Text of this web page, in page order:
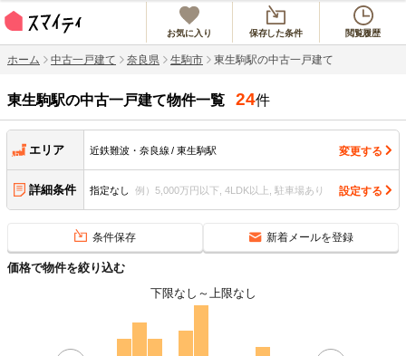
お気に入り 保存した条件 閲覧履歴
ホーム 中古一戸建て 奈良県 生駒市 東生駒駅の中古一戸建て
東生駒駅の中古一戸建て物件一覧 24件
エリア 近鉄難波・奈良線 東生駒駅 変更する
詳細条件 指定なし 例）5,000万円以下, 4LDK以上, 駐車場あり 設定する
条件保存 新着メールを登録
価格で物件を絞り込む
下限なし ～ 上限なし